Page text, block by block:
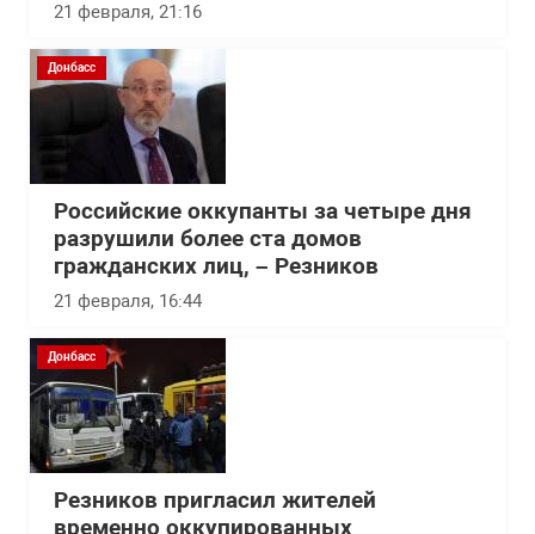
21 февраля, 21:16
Донбасс
Российские оккупанты за четыре дня
разрушили более ста домов
гражданских лиц, – Резников
21 февраля, 16:44
Донбасс
Резников пригласил жителей
временно оккупированных